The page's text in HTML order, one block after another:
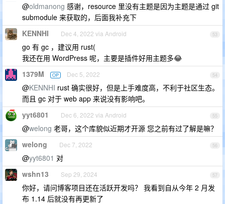
@oldmanong 感谢，resource 里没有主题是因为主题是通过 git
submodule 来获取的，后面我补充下
53
KENNHI Dec 4, 2022 via Android
go 有 gc ，建议用 rust(
我还在用 WordPress 呢，主要是插件好用主题多😂
54
1379M OP Dec 5, 2022
@KENNHI rust 确实很好，但是上手难度高，不利于社区生态。
而且 gc 对于 web app 来说没有影响吧。
55
yyt6801 Dec 6, 2022 via Android
@welong 老哥，这个库貌似近期才开源 您之前有过了解是嘛？
56
welong Dec 7, 2022
@yyt6801 对
57
wshn13 Sep 29, 2024
你好，请问博客项目还在活跃开发吗？ 我看到自从今年 2 月发
布 1.14 后就没有再更新了